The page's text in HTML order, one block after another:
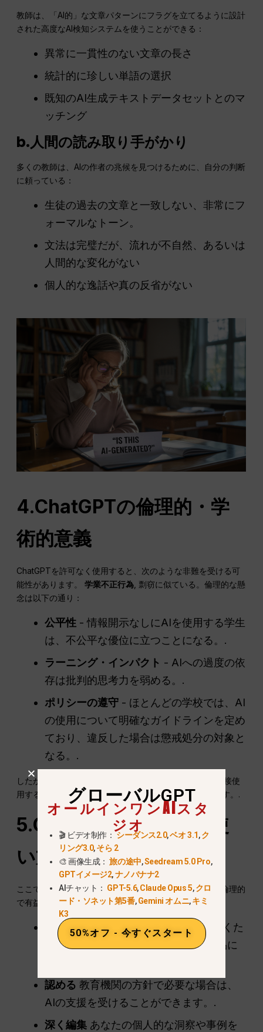
教師は、「AI的」な文章パターンにフラグを立てるように設計
された高度なAI検知システムを使うことができる：
異常に一貫性のない文章の長さ
統計的に珍しい単語の選択
既知のAI生成テキストデータセットとのマ
ッチング
b.人間の読み取り手がかり
多くの教師は、AIの作者の兆候を見つけるために、自分の判断
に頼っている：
生徒の過去の文章と一致しない、非常にフ
ォーマルなトーン。
文法は完璧だが、流れが不自然、あるいは
人間的な変化がない
個人的な逸話や真の反省がない
4.ChatGPTの倫理的・学
術的意義
ChatGPTを許可なく使用すると、次のような非難を受ける可
能性があります。学業不正行為 , 剽窃に似ている。倫理的な懸
念は以下の通り：
公平性 - 情報開示なしにAIを使用する学生
は、不公平な優位に立つことになる。.
ラーニング・インパクト - AIへの過度の依
存は批判的思考力を弱める。.
ポリシーの遵守 - ほとんどの学校では、AI
の使用について明確なガイドラインを定め
ており、違反した場合は懲戒処分の対象と
なる。.
したがって、学生はChatGPTが生成したコンテンツを直接使
用することが適切かどうかを常に検討する必要があります。.
5.ChatGPTの責任ある使
い方
ここでは、AIを学習プロセスに組み込むための、安全で倫理的
で有益な方法をいくつか紹介する：
AIの活用 ブレーンストーミング
, を書くた
めではない。
- 自分の声を作品に
認める 教育機関の方針で必要な場合は、
AIの支援を受けることができます。.
深く編集 あなたの個人的な洞察や事例を
グローバルGPT
オールインワンAIスタ
ジオ
🎬 ビデオ制作：シーダンス2.0,ベオ 3.1,ク
リング3.0,そら 2
🎨 画像生成：旅の途中,Seedream 5.0 Pro,
GPTイメージ2,ナノバナナ2
AIチャット： GPT-5.6,Claude Opus 5,クロ
ード・ソネット第5番,Gemini オムニ,キミ
K3
50%オフ - 今すぐスタート